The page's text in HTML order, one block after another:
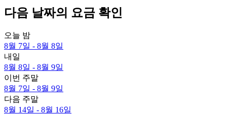
다음 날짜의 요금 확인
오늘 밤
8월 7일 - 8월 8일
내일
8월 8일 - 8월 9일
이번 주말
8월 7일 - 8월 9일
다음 주말
8월 14일 - 8월 16일